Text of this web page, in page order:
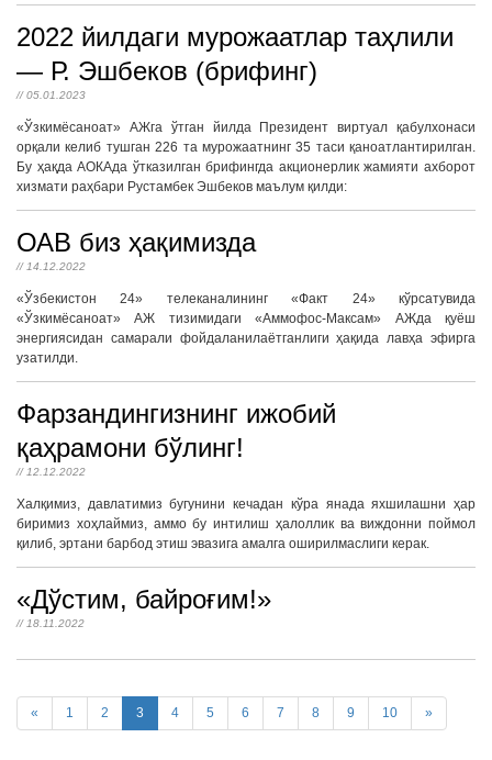
2022 йилдаги мурожаатлар таҳлили
— Р. Эшбеков (брифинг)
// 05.01.2023
«Ўзкимёсаноат» АЖга ўтган йилда Президент виртуал қабулхонаси
орқали келиб тушган 226 та мурожаатнинг 35 таси қаноатлантирилган.
Бу ҳақда АОКАда ўтказилган брифингда акционерлик жамияти ахборот
хизмати раҳбари Рустамбек Эшбеков маълум қилди:
ОАВ биз ҳақимизда
// 14.12.2022
«Ўзбекистон 24» телеканалининг «Факт 24» кўрсатувида
«Ўзкимёсаноат» АЖ тизимидаги «Аммофос-Максам» АЖда қуёш
энергиясидан самарали фойдаланилаётганлиги ҳақида лавҳа эфирга
узатилди.
Фарзандингизнинг ижобий
қаҳрамони бўлинг!
// 12.12.2022
Халқимиз, давлатимиз бугунини кечадан кўра янада яхшилашни ҳар
биримиз хоҳлаймиз, аммо бу интилиш ҳалоллик ва виждонни поймол
қилиб, эртани барбод этиш эвазига амалга оширилмаслиги керак.
«Дўстим, байроғим!»
// 18.11.2022
« 1 2 3 4 5 6 7 8 9 10 »